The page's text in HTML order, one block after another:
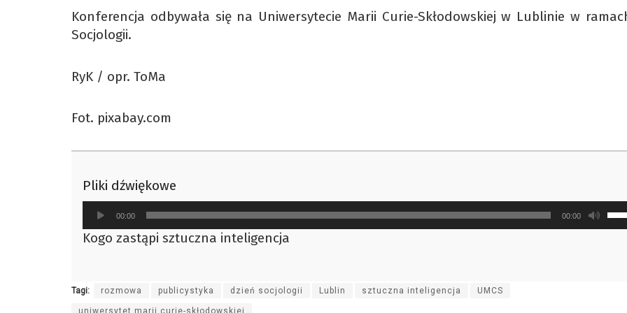
Konferencja odbywała się na Uniwersytecie Marii Curie-Skłodowskiej w Lublinie w
Socjologii.
RyK / opr. ToMa
Fot. pixabay.com
Pliki dźwiękowe
Odtwarzacz
plików
dźwiękowych
00:00 00:00
Kogo zastąpi sztuczna inteligencja
Tagi: rozmowa publicystyka dzień socjologii Lublin sztuczna inteligencja UMCS